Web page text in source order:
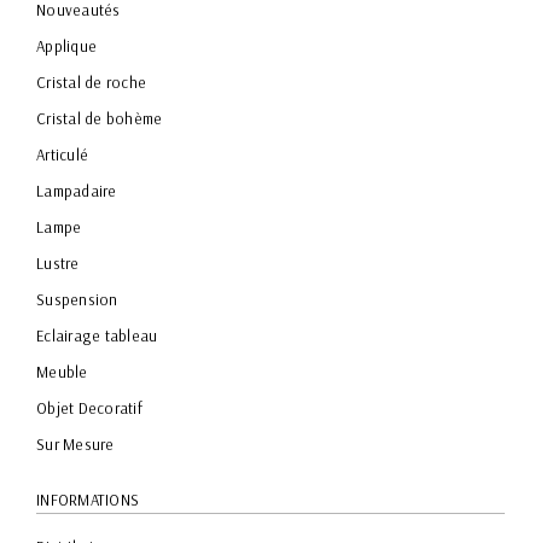
Nouveautés
Applique
Cristal de roche
Cristal de bohème
Articulé
Lampadaire
Lampe
Lustre
Suspension
Eclairage tableau
Meuble
Objet Decoratif
Sur Mesure
INFORMATIONS